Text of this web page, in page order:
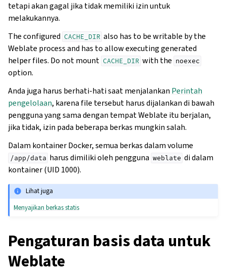
tetapi akan gagal jika tidak memiliki izin untuk
melakukannya.
The configured CACHE_DIR also has to be writable by the
Weblate process and has to allow executing generated
helper files. Do not mount CACHE_DIR with the noexec
option.
Anda juga harus berhati-hati saat menjalankan Perintah
pengelolaan, karena file tersebut harus dijalankan di bawah
pengguna yang sama dengan tempat Weblate itu berjalan,
jika tidak, izin pada beberapa berkas mungkin salah.
Dalam kontainer Docker, semua berkas dalam volume
/app/data harus dimiliki oleh pengguna weblate di dalam
kontainer (UID 1000).
Lihat juga
Menyajikan berkas statis
Pengaturan basis data untuk
Weblate